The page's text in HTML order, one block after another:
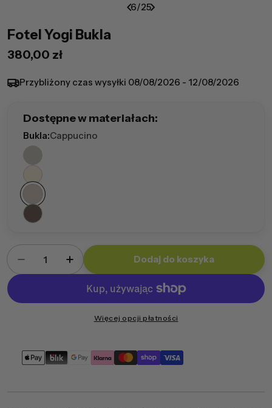
6/25
Fotel Yogi Bukla
Cena
380,00 zł
Przybliżony czas wysyłki 08/08/2026 - 12/08/2026
Dostępne w materiałach:
Bukla:Cappucino
Ilość
Zmniejsz ilość dla Fotel Yogi Bukla
Zwiększ ilość dla Fotel Yogi Bukla
Dodaj do koszyka
Więcej opcji płatności
Metody